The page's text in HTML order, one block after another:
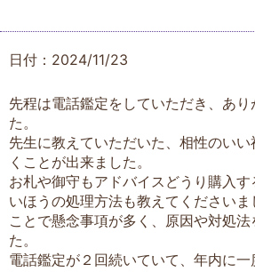
日付：2024/11/23
先程は電話鑑定をしていただき、あ
た。
先生に教えていただいた、相性のい
くことが出来ました。
お札や御守もアドバイスどうり購入
いほうの処理方法も教えてください
ことで懸念事項が多く、原因や対処
た。
電話鑑定が２回続いていて、年内に